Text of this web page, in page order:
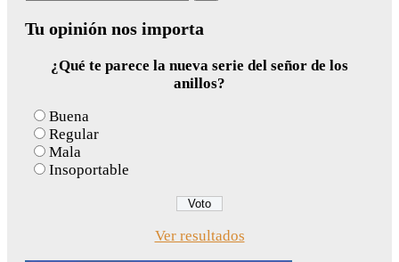
Tu opinión nos importa
¿Qué te parece la nueva serie del señor de los
anillos?
Buena
Regular
Mala
Insoportable
Ver resultados